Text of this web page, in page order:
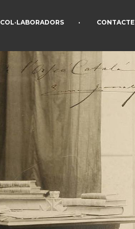
COL·LABORADORS • CONTACTE